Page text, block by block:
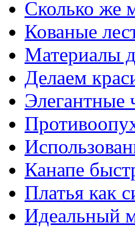
Сколько же
Кованые
Материалы
Делаем
Элегантные
Канапе
Платья как
Идеальный